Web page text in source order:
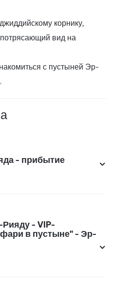
корнику,
потрясающий вид на
с пустыней Эр-
- прибытие
- VIP-
в пустыне" - Эр-